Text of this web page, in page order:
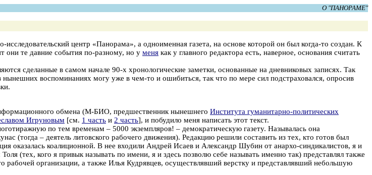
О "ПАНОРАМЕ"
центр «Панорама», а одноименная газета, на основе которой он был когда-то создан. К
они те давние события по-разному, но у меня как у главного редактора есть, наверное, основания считать
сделанные в самом начале 90-х хронологические заметки, основанные на дневниковых записях. Так
воспоминаниях могу уже в чем-то и ошибиться, так что по мере сил подстраховался, опросив
обмена (М-БИО, предшественник нынешнего Института гуманитарно-политических
Игруновым [см. 1 часть и 2 часть], и побудило меня написать этот текст.
по тем временам – 5000 экземпляров! – демократическую газету. Называлась она
(тогда – деятель литовского рабочего движения). Редакцию решили составить из тех, кто готов был
оказалась коалиционной. В нее входили Андрей Исаев и Александр Шубин от анархо-синдикалистов, я и
(тех, кого я привык называть по имени, я и здесь позволю себе называть именно так) представлял также
организации, а также Илья Кудрявцев, осуществлявший верстку и представлявший небольшую